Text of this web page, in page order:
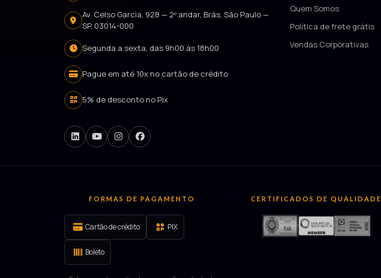
Av. Celso Garcia, 928 — 2º andar, Brás, São Paulo —
SP, 03014-000
Segunda a sexta, das 9h00 às 18h00
Pague em até 10x no cartão de crédito
5% de desconto no Pix
Quem Somos
Política de frete grátis
Vendas Corporativas
FORMAS DE PAGAMENTO
Cartão de crédito PIX
Boleto
CERTIFICADOS DE QUALIDADE